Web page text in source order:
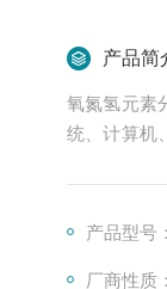
产品简
氧氮氢元素
统、计算机
产品型号
厂商性质